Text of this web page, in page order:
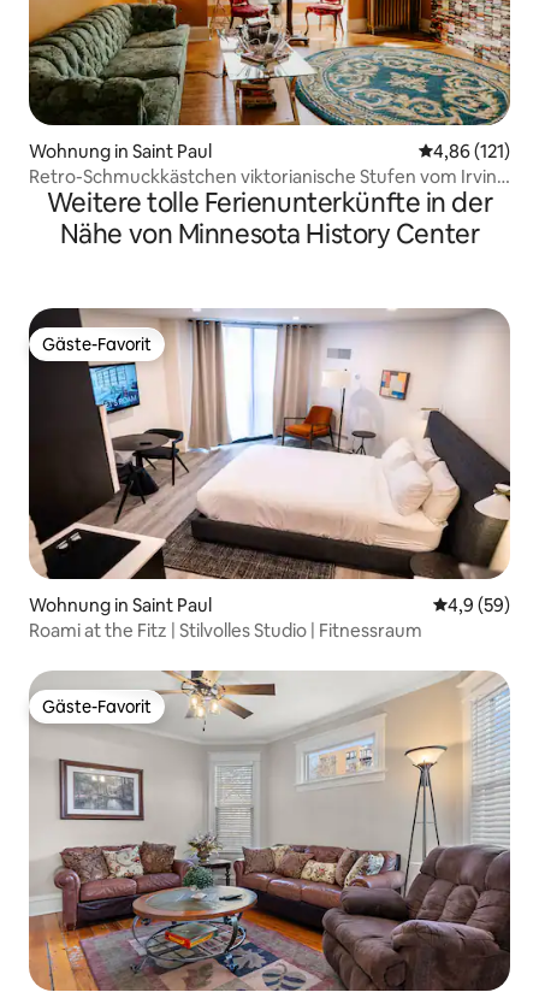
Wohnung in Saint Paul
4,86 (121)
Retro-Schmuckkästchen viktorianische Stufen vom Irvine
Park
Weitere tolle Ferienunterkünfte in der
Nähe von Minnesota History Center
Gäste-Favorit
Gäste-Favorit
Wohnung in Saint Paul
4,9 (59)
Roami at the Fitz | Stilvolles Studio | Fitnessraum
Gäste-Favorit
Gäste-Favorit